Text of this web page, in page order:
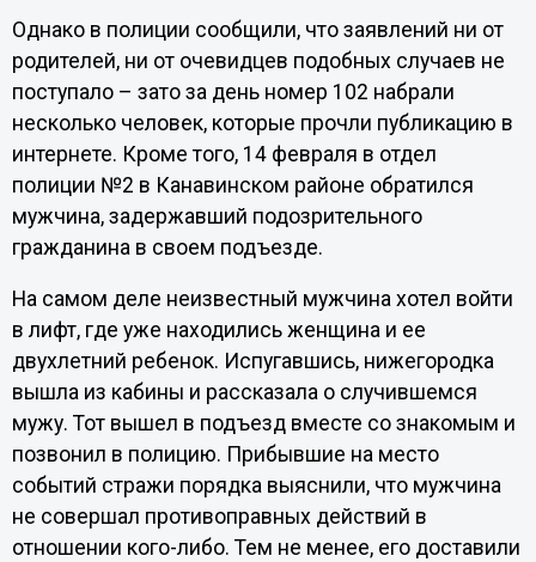
Однако в полиции сообщили, что заявлений ни от
родителей, ни от очевидцев подобных случаев не
поступало – зато за день номер 102 набрали
несколько человек, которые прочли публикацию в
интернете. Кроме того, 14 февраля в отдел
полиции №2 в Канавинском районе обратился
мужчина, задержавший подозрительного
гражданина в своем подъезде.
На самом деле неизвестный мужчина хотел войти
в лифт, где уже находились женщина и ее
двухлетний ребенок. Испугавшись, нижегородка
вышла из кабины и рассказала о случившемся
мужу. Тот вышел в подъезд вместе со знакомым и
позвонил в полицию. Прибывшие на место
событий стражи порядка выяснили, что мужчина
не совершал противоправных действий в
отношении кого-либо. Тем не менее, его доставили